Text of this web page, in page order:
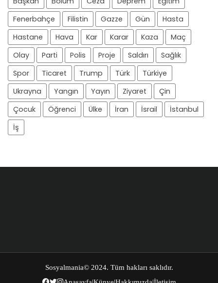
Fenerbahçe
Filistin Gazze Gün
Hasta
Hastane
Hava Kar Karar Kaza
Maç
Olay
Parti Polis Proje Saldırı
Sağlık
Spor
Ticaret Trump Türk
Türkiye
Ukrayna
Yangın Yayın Ziyaret
Çin
Çocuk
Öğrenci Ülke İran İsrail
İstanbul
İş
Sosyalmania© 2024. Tüm hakları saklıdır.